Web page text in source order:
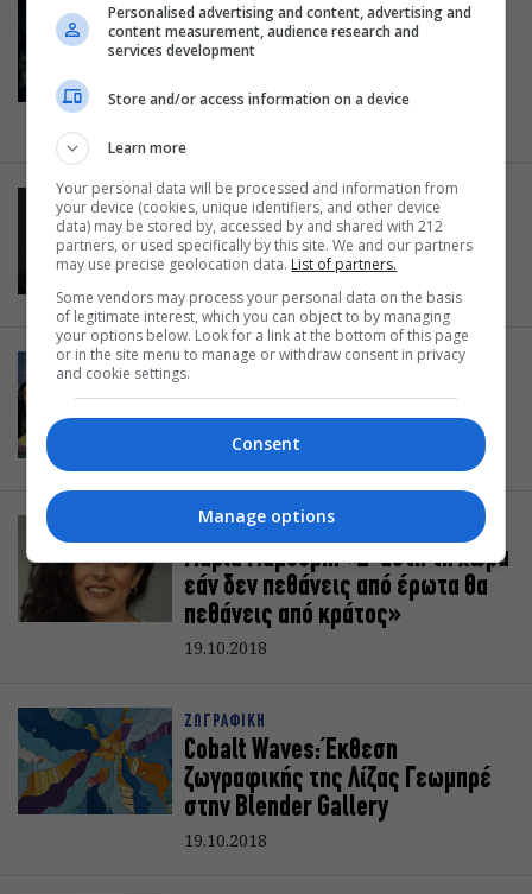
PERFORMANCE
Lemon: Μια απίστευτη ιστορία
από τους Experimento στο
Θέατρο Radar
ΜΟΝΟΛΟΓΟΣ
Ο Μαρξ στο Σόχο του Χάουαρντ
Ζιν στο Θέατρο Άλμα
19.10.2018
ΔΙΑΦΟΡΑ
Erotica βραδιές στο Tiki Bar
Athens
19.10.2018
ΠΡΟΣΩΠΑ
Μαρία Μαμούρη: «Σ’ αυτή τη χώρα
εάν δεν πεθάνεις από έρωτα θα
πεθάνεις από κράτος»
19.10.2018
ΖΩΓΡΑΦΙΚΗ
Cobalt Waves: Έκθεση
ζωγραφικής της Λίζας Γεωμπρέ
στην Blender Gallery
19.10.2018
Personalised advertising and content, advertising and
content measurement, audience research and
services development
Store and/or access information on a device
Learn more
Your personal data will be processed and information from
your device (cookies, unique identifiers, and other device
data) may be stored by, accessed by and shared with 212
partners, or used specifically by this site. We and our partners
may use precise geolocation data. List of partners.
Some vendors may process your personal data on the basis
of legitimate interest, which you can object to by managing
your options below. Look for a link at the bottom of this page
or in the site menu to manage or withdraw consent in privacy
and cookie settings.
Consent
Manage options